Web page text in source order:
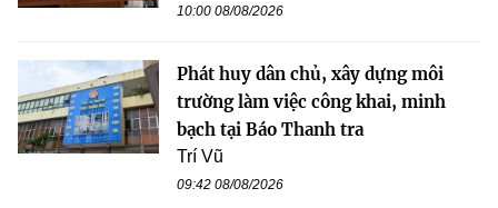
10:00 08/08/2026
Phát huy dân chủ, xây dựng môi
trường làm việc công khai, minh
bạch tại Báo Thanh tra
Trí Vũ
09:42 08/08/2026